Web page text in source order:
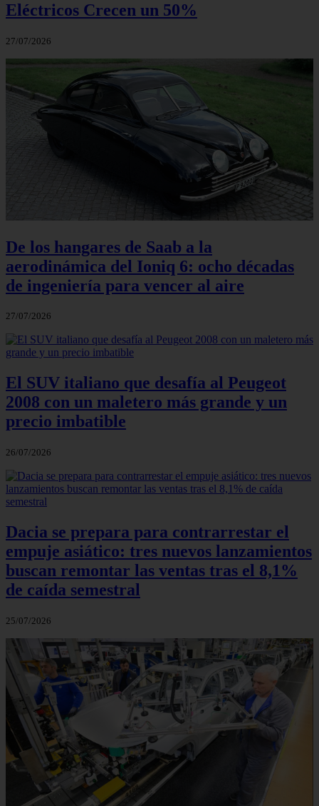
Eléctricos Crecen un 50%
27/07/2026
De los hangares de Saab a la
aerodinámica del Ioniq 6: ocho décadas
de ingeniería para vencer al aire
27/07/2026
El SUV italiano que desafía al Peugeot
2008 con un maletero más grande y un
precio imbatible
26/07/2026
Dacia se prepara para contrarrestar el
empuje asiático: tres nuevos lanzamientos
buscan remontar las ventas tras el 8,1%
de caída semestral
25/07/2026